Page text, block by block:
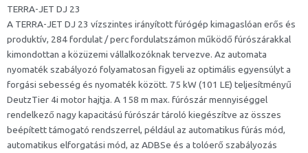
TERRA-JET DJ 23
A TERRA-JET DJ 23 vízszintes irányított fúrógép kimagaslóan erős és
produktív, 284 fordulat / perc fordulatszámon működő fúrószárakkal
kimondottan a közüzemi vállalkozóknak tervezve. Az automata
nyomaték szabályozó folyamatosan figyeli az optimális egyensúlyt a
forgási sebesség és nyomaték között. 75 kW (101 LE) teljesítményű
DeutzTier 4i motor hajtja. A 158 m max. fúrószár mennyiséggel
rendelkező nagy kapacitású fúrószár tároló kiegészítve az összes
beépített támogató rendszerrel, például az automatikus fúrás mód,
automatikus elforgatási mód, az ADBSe és a tolóerő szabályozás